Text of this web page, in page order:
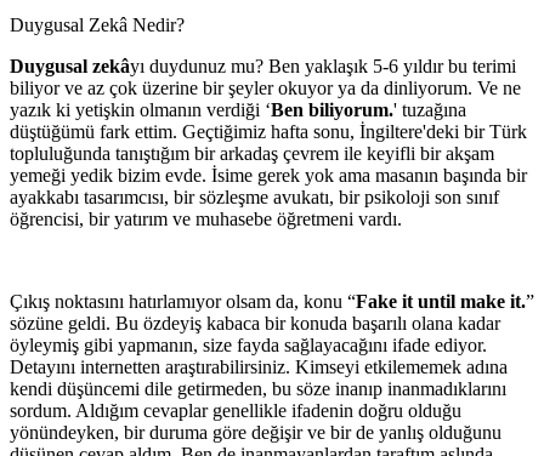
Duygusal Zekâ Nedir?
Duygusal zekâyı duydunuz mu? Ben yaklaşık 5-6 yıldır bu terimi
biliyor ve az çok üzerine bir şeyler okuyor ya da dinliyorum. Ve ne
yazık ki yetişkin olmanın verdiği ‘Ben biliyorum.' tuzağına
düştüğümü fark ettim. Geçtiğimiz hafta sonu, İngiltere'deki bir Türk
topluluğunda tanıştığım bir arkadaş çevrem ile keyifli bir akşam
yemeği yedik bizim evde. İsime gerek yok ama masanın başında bir
ayakkabı tasarımcısı, bir sözleşme avukatı, bir psikoloji son sınıf
öğrencisi, bir yatırım ve muhasebe öğretmeni vardı.
Çıkış noktasını hatırlamıyor olsam da, konu “Fake it until make it.”
sözüne geldi. Bu özdeyiş kabaca bir konuda başarılı olana kadar
öyleymiş gibi yapmanın, size fayda sağlayacağını ifade ediyor.
Detayını internetten araştırabilirsiniz. Kimseyi etkilememek adına
kendi düşüncemi dile getirmeden, bu söze inanıp inanmadıklarını
sordum. Aldığım cevaplar genellikle ifadenin doğru olduğu
yönündeyken, bir duruma göre değişir ve bir de yanlış olduğunu